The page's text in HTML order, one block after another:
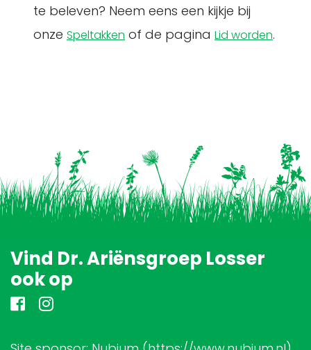
te beleven? Neem eens een kijkje bij
onze Speltakken of de pagina Lid worden.
Vind Dr. Ariënsgroep Losser
ook op